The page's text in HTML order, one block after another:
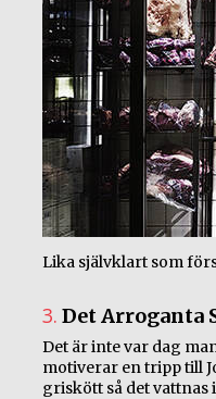
Lika självklart som
3. Det Arroganta
Det är inte var dag
motiverar en tripp till
griskött så det vattnas